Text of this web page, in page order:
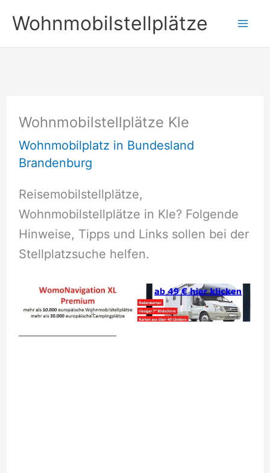
Inhalt
springen
Wohnmobilstellplätze
Wohnmobilstellplätze Kle
Wohnmobilplatz in Bundesland
Brandenburg
Reisemobilstellplätze,
Wohnmobilstellplätze in Kle? Folgende
Hinweise, Tipps und Links sollen bei der
Stellplatzsuche helfen.